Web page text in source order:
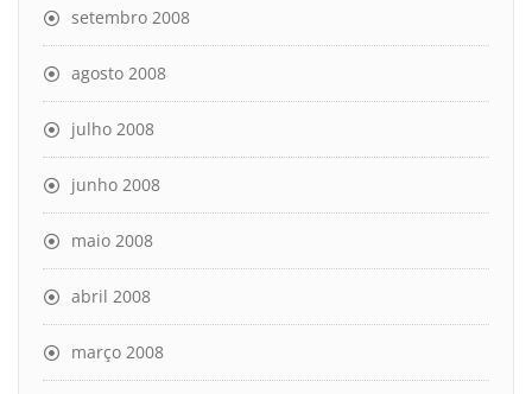
setembro 2008
agosto 2008
julho 2008
junho 2008
maio 2008
abril 2008
março 2008